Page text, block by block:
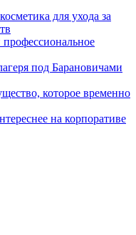
для ухода за
профессиональное
под Барановичами
которое временно
на корпоративе